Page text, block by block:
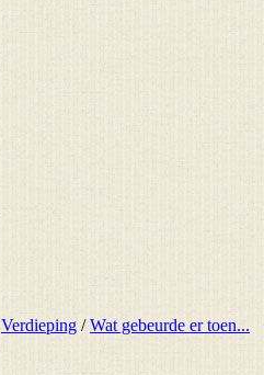
Verdieping /Wat gebeurde er toen...